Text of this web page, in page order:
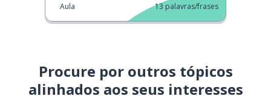
Aula 13 palavras/frases
Procure por outros tópicos
alinhados aos seus interesses